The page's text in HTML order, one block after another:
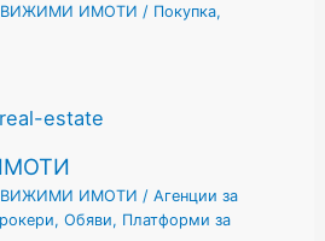
ИМОТИ / Покупка,
ИМОТИ / Агенции за
, Обяви, Платформи за